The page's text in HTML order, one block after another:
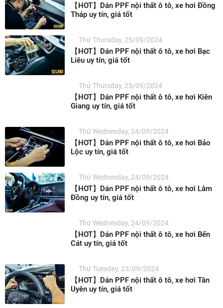
【HOT】Dán PPF nội thất ô tô, xe hơi Đồng
Tháp uy tín, giá tốt
Thứ Thursday, 25/09/2024
【HOT】Dán PPF nội thất ô tô, xe hơi Bạc
Liêu uy tín, giá tốt
Thứ Thursday, 25/09/2024
【HOT】Dán PPF nội thất ô tô, xe hơi Kiên
Giang uy tín, giá tốt
Thứ Wednesday, 24/09/2024
【HOT】Dán PPF nội thất ô tô, xe hơi Bảo
Lộc uy tín, giá tốt
Thứ Wednesday, 24/09/2024
【HOT】Dán PPF nội thất ô tô, xe hơi Lâm
Đồng uy tín, giá tốt
Thứ Wednesday, 24/09/2024
【HOT】Dán PPF nội thất ô tô, xe hơi Bến
Cát uy tín, giá tốt
Thứ Tuesday, 23/09/2024
【HOT】Dán PPF nội thất ô tô, xe hơi Tân
Uyên uy tín, giá tốt